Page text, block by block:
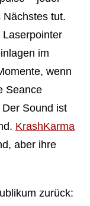
tut.
im
wenn
Seance
Sound ist
KrashKarma
aber ihre
zurück: